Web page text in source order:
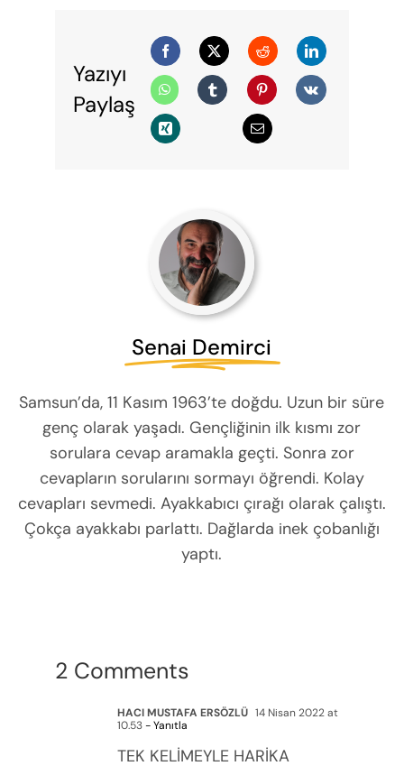
Yazıyı
Paylaş
Senai Demirci
Samsun’da, 11 Kasım 1963’te doğdu. Uzun bir süre
genç olarak yaşadı. Gençliğinin ilk kısmı zor
sorulara cevap aramakla geçti. Sonra zor
cevapların sorularını sormayı öğrendi. Kolay
cevapları sevmedi. Ayakkabıcı çırağı olarak çalıştı.
Çokça ayakkabı parlattı. Dağlarda inek çobanlığı
yaptı.
2 Comments
HACI MUSTAFA ERSÖZLÜ 14 Nisan 2022 at
10.53- Yanıtla
TEK KELİMEYLE HARİKA